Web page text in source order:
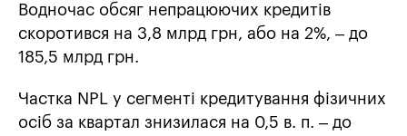
Водночас обсяг непрацюючих кредитів
скоротився на 3,8 млрд грн, або на 2%, – до
185,5 млрд грн.
Частка NPL у сегменті кредитування фізичних
осіб за квартал знизилася на 0,5 в. п. – до